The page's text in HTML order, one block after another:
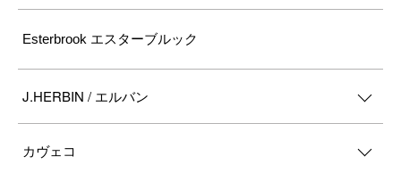
Esterbrook エスターブルック
J.HERBIN / エルバン
カヴェコ